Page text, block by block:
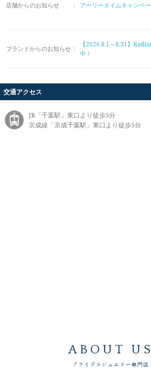
店舗からのお知らせ :
アーリータイムキャンペ
ブランドからのお知らせ :
【2026.8.1～8.31】
中！
交通アクセス
JR「千葉駅」東口より徒歩5分
京成線「京成千葉駅」東口より徒歩5分
ABOUT US
ブライダルジュエリー専門店